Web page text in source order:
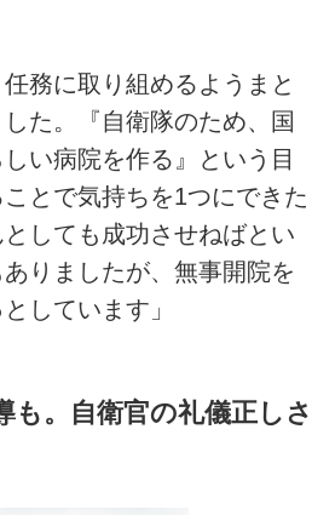
務に取り組めるようまと
た。『自衛隊のため、国
い病院を作る』という目
とで気持ちを1つにできた
しても成功させねばとい
りましたが、無事開院を
しています」
も。自衛官の礼儀正しさ